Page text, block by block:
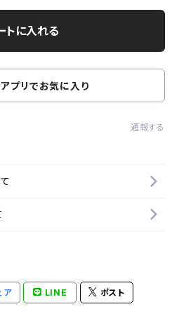
トに入れる
プリでお気に入り
通報する
ア LINE ポスト